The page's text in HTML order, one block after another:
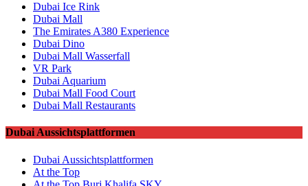
Dubai Ice Rink
Dubai Mall
The Emirates A380 Experience
Dubai Dino
Dubai Mall Wasserfall
VR Park
Dubai Aquarium
Dubai Mall Food Court
Dubai Mall Restaurants
Dubai Aussichtsplattformen
Dubai Aussichtsplattformen
At the Top